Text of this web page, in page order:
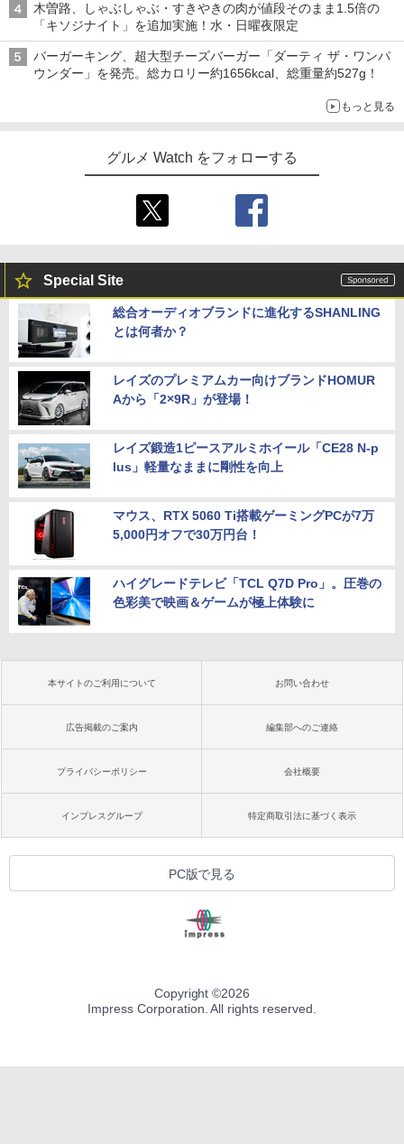
木曽路、しゃぶしゃぶ・すきやきの肉が値段そのまま1.5倍の
「キソジナイト」を追加実施！水・日曜夜限定
バーガーキング、超大型チーズバーガー「ダーティ ザ・ワンパ
ウンダー」を発売。総カロリー約1656kcal、総重量約527g！
もっと見る
グルメ Watch をフォローする
Special Site
総合オーディオブランドに進化するSHANLING
とは何者か？
レイズのプレミアムカー向けブランドHOMUR
Aから「2×9R」が登場！
レイズ鍛造1ピースアルミホイール「CE28 N-p
lus」軽量なままに剛性を向上
マウス、RTX 5060 Ti搭載ゲーミングPCが7万
5,000円オフで30万円台！
ハイグレードテレビ「TCL Q7D Pro」。圧巻の
色彩美で映画＆ゲームが極上体験に
本サイトのご利用について お問い合わせ
広告掲載のご案内 編集部へのご連絡
プライバシーポリシー 会社概要
インプレスグループ 特定商取引法に基づく表示
PC版で見る
Copyright ©2026
Impress Corporation. All rights reserved.